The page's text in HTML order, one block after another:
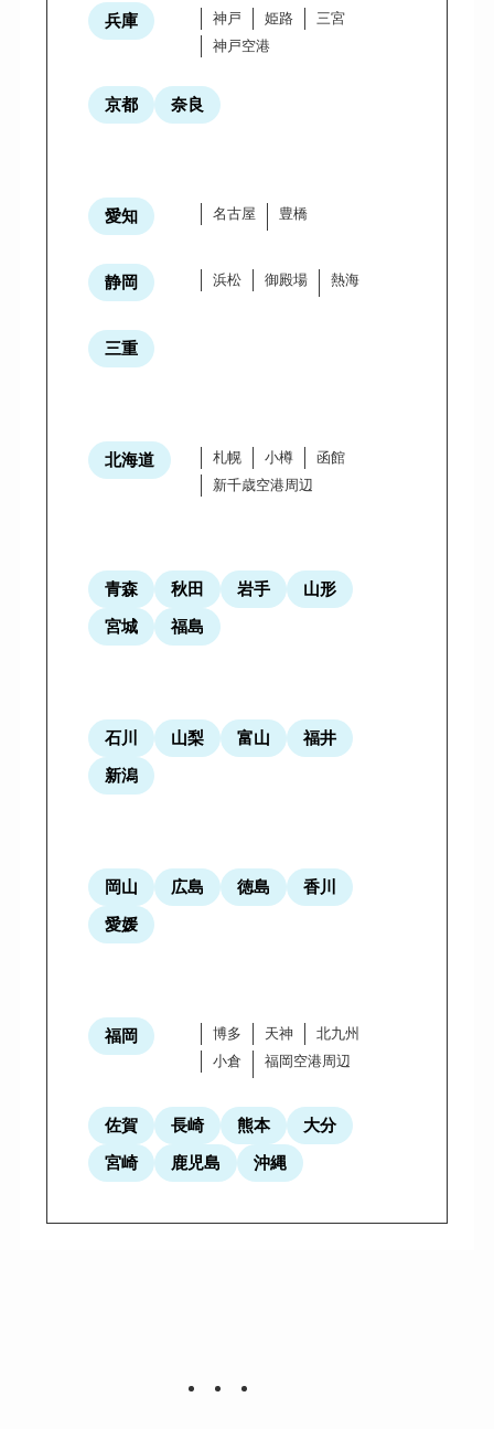
兵庫 神戸 姫路
三宮
神戸空港
京都 奈良
愛知 名古屋 豊橋
静岡 浜松 御殿場 熱海
三重
北海道 札幌 小樽
函館
新千歳空港周辺
青森 秋田 岩手
山形
宮城
福島
石川 山梨 富山
福井
新潟
岡山 広島 徳島
香川
愛媛
福岡 博多 天神
北九州
小倉
福岡空港周辺
佐賀 長崎 熊本
大分
宮崎
鹿児島 沖縄